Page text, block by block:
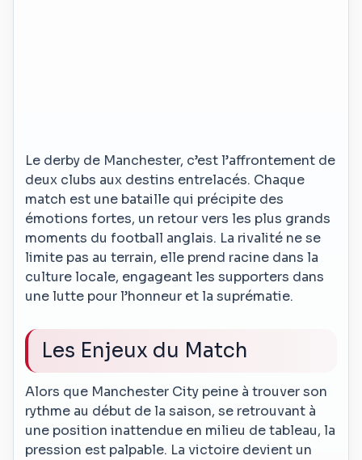
Le derby de Manchester, c’est l’affrontement de
deux clubs aux destins entrelacés. Chaque
match est une bataille qui précipite des
émotions fortes, un retour vers les plus grands
moments du football anglais. La rivalité ne se
limite pas au terrain, elle prend racine dans la
culture locale, engageant les supporters dans
une lutte pour l’honneur et la suprématie.
Les Enjeux du Match
Alors que Manchester City peine à trouver son
rythme au début de la saison, se retrouvant à
une position inattendue en milieu de tableau, la
pression est palpable. La victoire devient un